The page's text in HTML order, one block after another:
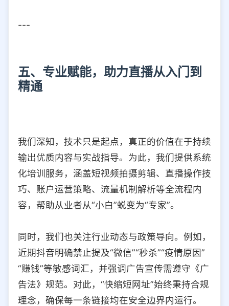
---
五、专业赋能，助力直播从入门到
精通
我们深知，技术只是起点，真正的价值在于持续
输出优质内容与实战指导。为此，我们提供系统
化培训服务，涵盖短视频拍摄剪辑、直播操作技
巧、账户运营策略、流量机制解析等全流程内
容，帮助从业者从“小白”蜕变为“专家”。
同时，我们也关注行业动态与政策导向。例如，
近期抖音明确禁止提及“微信”“秒杀”“疫情原因”
“赚钱”等敏感词汇，并强调广告宣传需遵守《广
告法》规范。对此，“快缩短网址”始终秉持合规
理念，确保每一条链接均在安全边界内运行。